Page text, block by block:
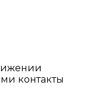
контакты